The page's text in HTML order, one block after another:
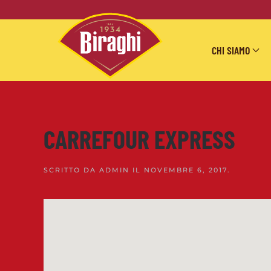
Skip to main content
CHI SIAMO
CARREFOUR EXPRESS
SCRITTO DA ADMIN IL NOVEMBRE 6, 2017.